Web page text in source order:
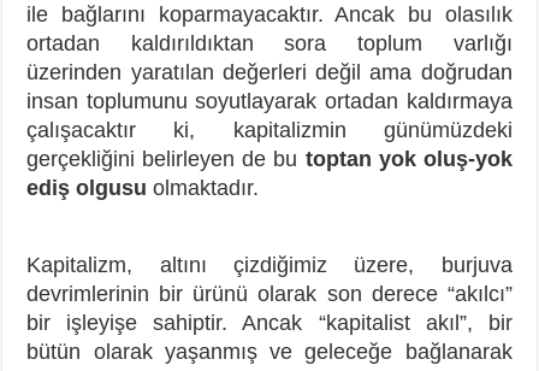
ile bağlarını koparmayacaktır. Ancak bu olasılık
ortadan kaldırıldıktan sora toplum varlığı
üzerinden yaratılan değerleri değil ama doğrudan
insan toplumunu soyutlayarak ortadan kaldırmaya
çalışacaktır ki, kapitalizmin günümüzdeki
gerçekliğini belirleyen de bu toptan yok oluş-yok
ediş olgusu olmaktadır.
Kapitalizm, altını çizdiğimiz üzere, burjuva
devrimlerinin bir ürünü olarak son derece “akılcı”
bir işleyişe sahiptir. Ancak “kapitalist akıl”, bir
bütün olarak yaşanmış ve geleceğe bağlanarak